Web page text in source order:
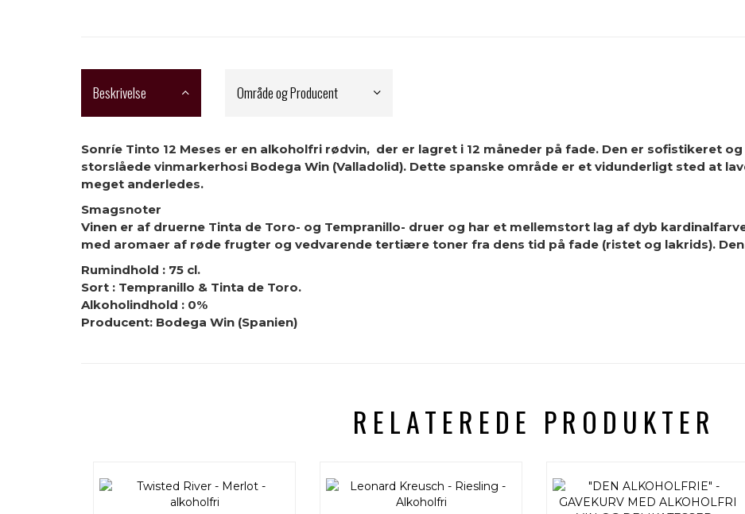
Beskrivelse Område og Producent
Sonríe Tinto 12 Meses er en alkoholfri rødvin, der er lagret i 12 måneder på fade. Den er sofistikeret
storslåede vinmarkerhosi Bodega Win (Valladolid). Dette spanske område er et vidunderligt sted at
meget anderledes.
Smagsnoter
Vinen er af druerne Tinta de Toro- og Tempranillo- druer og har et mellemstort lag af dyb
med aromaer af røde frugter og vedvarende tertiære toner fra dens tid på fade (ristet og lakrids).
Rumindhold : 75 cl.
Sort : Tempranillo & Tinta de Toro.
Alkoholindhold : 0%
Producent: Bodega Win (Spanien)
RELATEREDE PRODUKTER